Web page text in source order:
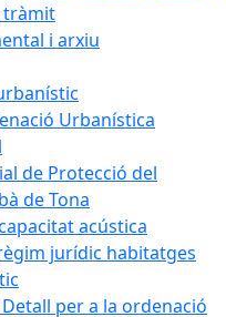
tràmit
i arxiu
Urbanística
de Protecció del
de Tona
acústica
jurídic habitatges
per a la ordenació